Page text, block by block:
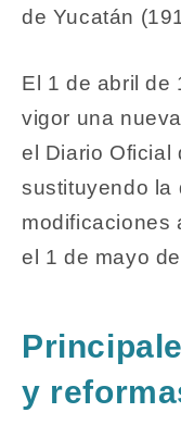
de Yucatán
El 1 de abril de
vigor una
el Diario Oficial
sustituyendo la
modificaciones
el 1 de mayo
y